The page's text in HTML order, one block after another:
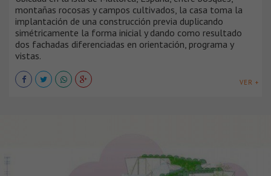
montañas rocosas y campos cultivados, la casa toma la
implantación de una construcción previa duplicando
simétricamente la forma inicial y dando como resultado
dos fachadas diferenciadas en orientación, programa y
vistas.
VER +